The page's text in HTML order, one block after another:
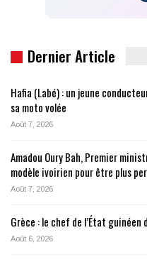
Dernier Article
Hafia (Labé) : un jeune
sa moto volée
Août 7, 2026
Amadou Oury Bah, Premier
modèle ivoirien pour être plus
Août 7, 2026
Grèce : le chef de l’État guinéen
Août 6, 2026